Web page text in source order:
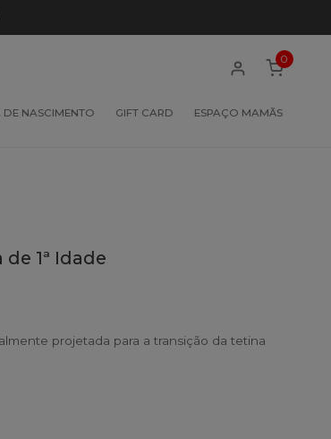
DE NASCIMENTO GIFT CARD ESPAÇO MAMÃS
0
1ª Idade
projetada para a transição da tetina